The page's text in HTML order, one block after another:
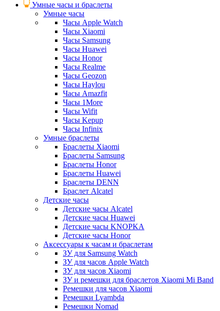
Умные часы и браслеты
Умные часы
Часы Apple Watch
Часы Xiaomi
Часы Samsung
Часы Huawei
Часы Honor
Часы Realme
Часы Geozon
Часы Haylou
Часы Amazfit
Часы 1More
Часы Wifit
Часы Kepup
Часы Infinix
Умные браслеты
Браслеты Xiaomi
Браслеты Samsung
Браслеты Honor
Браслеты Huawei
Браслеты DENN
Браслет Alcatel
Детские часы
Детские часы Alcatel
Детские часы Huawei
Детские часы KNOPKA
Детские часы Honor
Аксессуары к часам и браслетам
ЗУ для Samsung Watch
ЗУ для часов Apple Watch
ЗУ для часов Xiaomi
ЗУ и ремешки для браслетов Xiaomi Mi Band
Ремешки для часов Xiaomi
Ремешки Lyambda
Ремешки Nomad